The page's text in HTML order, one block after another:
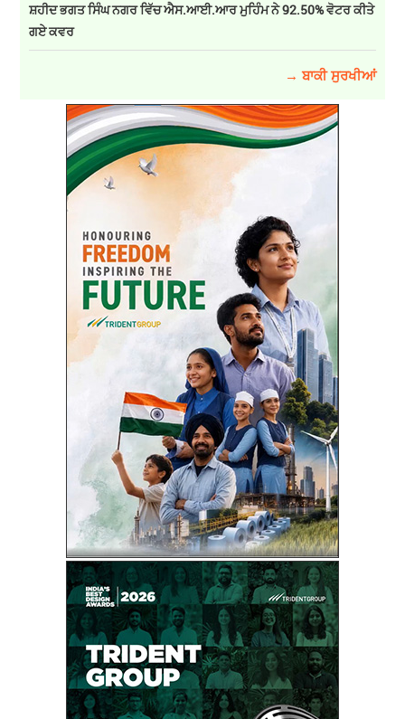
ਸ਼ਹੀਦ ਭਗਤ ਸਿੰਘ ਨਗਰ ਵਿੱਚ ਐਸ.ਆਈ.ਆਰ ਮੁਹਿੰਮ ਨੇ 92.50% ਵੋਟਰ ਕੀਤੇ
ਗਏ ਕਵਰ
→ ਬਾਕੀ ਸੁਰਖੀਆਂ